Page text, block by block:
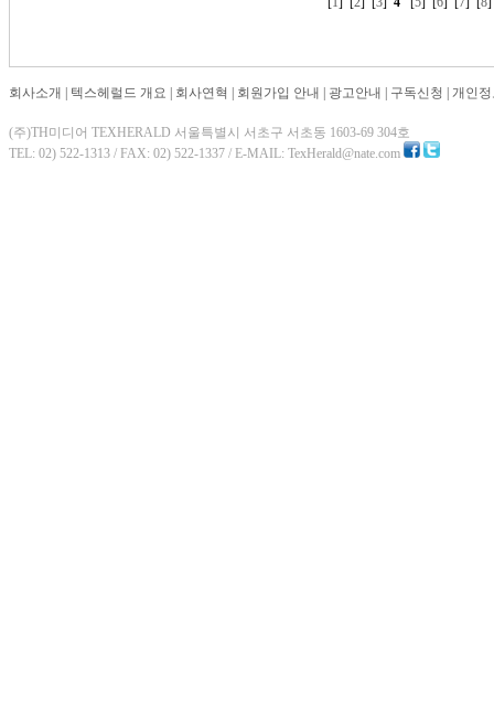
회사소개 텍스헤럴드 개요 회사연혁 회원가입 안내 광고안내 구독신청 개인
(주)TH미디어 TEXHERALD 서울특별시 서초구 서초동 1603-69 304호
TEL: 02) 522-1313 / FAX: 02) 522-1337 / E-MAIL: TexHerald@nate.com